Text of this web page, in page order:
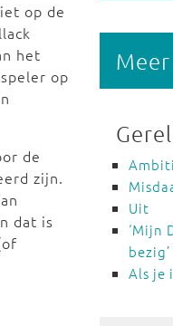
op de
het
op
de
zijn.
dat is
Uit
‘Mijn
bezig’
Als je